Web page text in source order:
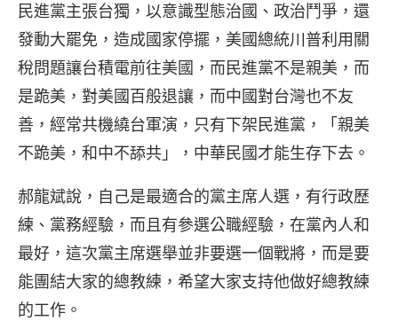
民進黨主張台獨，以意識型態治國、政治鬥爭，還
發動大罷免，造成國家停擺，美國總統川普利用關
稅問題讓台積電前往美國，而民進黨不是親美，而
是跪美，對美國百般退讓，而中國對台灣也不友
善，經常共機繞台軍演，只有下架民進黨，「親美
不跪美，和中不舔共」，中華民國才能生存下去。
郝龍斌說，自己是最適合的黨主席人選，有行政歷
練、黨務經驗，而且有參選公職經驗，在黨內人和
最好，這次黨主席選舉並非要選一個戰將，而是要
能團結大家的總教練，希望大家支持他做好總教練
的工作。